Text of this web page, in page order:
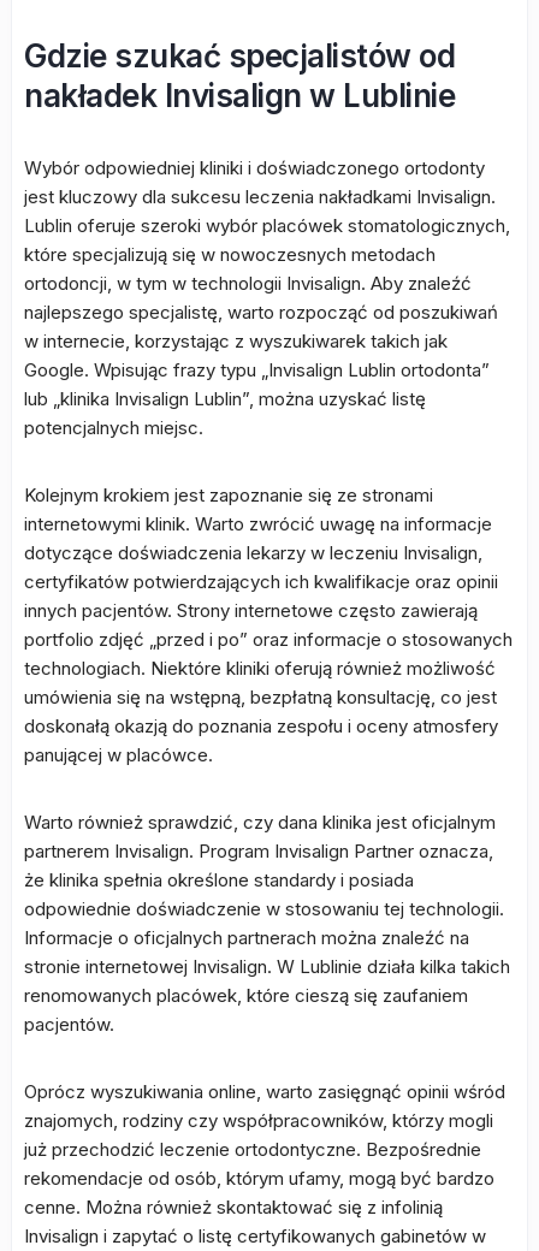
Gdzie szukać specjalistów od
nakładek Invisalign w Lublinie
Wybór odpowiedniej kliniki i doświadczonego ortodonty
jest kluczowy dla sukcesu leczenia nakładkami Invisalign.
Lublin oferuje szeroki wybór placówek stomatologicznych,
które specjalizują się w nowoczesnych metodach
ortodoncji, w tym w technologii Invisalign. Aby znaleźć
najlepszego specjalistę, warto rozpocząć od poszukiwań
w internecie, korzystając z wyszukiwarek takich jak
Google. Wpisując frazy typu „Invisalign Lublin ortodonta”
lub „klinika Invisalign Lublin”, można uzyskać listę
potencjalnych miejsc.
Kolejnym krokiem jest zapoznanie się ze stronami
internetowymi klinik. Warto zwrócić uwagę na informacje
dotyczące doświadczenia lekarzy w leczeniu Invisalign,
certyfikatów potwierdzających ich kwalifikacje oraz opinii
innych pacjentów. Strony internetowe często zawierają
portfolio zdjęć „przed i po” oraz informacje o stosowanych
technologiach. Niektóre kliniki oferują również możliwość
umówienia się na wstępną, bezpłatną konsultację, co jest
doskonałą okazją do poznania zespołu i oceny atmosfery
panującej w placówce.
Warto również sprawdzić, czy dana klinika jest oficjalnym
partnerem Invisalign. Program Invisalign Partner oznacza,
że klinika spełnia określone standardy i posiada
odpowiednie doświadczenie w stosowaniu tej technologii.
Informacje o oficjalnych partnerach można znaleźć na
stronie internetowej Invisalign. W Lublinie działa kilka takich
renomowanych placówek, które cieszą się zaufaniem
pacjentów.
Oprócz wyszukiwania online, warto zasięgnąć opinii wśród
znajomych, rodziny czy współpracowników, którzy mogli
już przechodzić leczenie ortodontyczne. Bezpośrednie
rekomendacje od osób, którym ufamy, mogą być bardzo
cenne. Można również skontaktować się z infolinią
Invisalign i zapytać o listę certyfikowanych gabinetów w